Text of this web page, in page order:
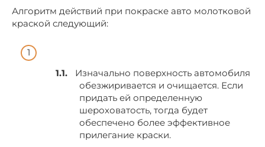
Алгоритм действий при покраске авто молотковой
краской следующий:
Изначально поверхность автомобиля
обезжиривается и очищается. Если
придать ей определенную
шероховатость, тогда будет
обеспечено более эффективное
прилегание краски.